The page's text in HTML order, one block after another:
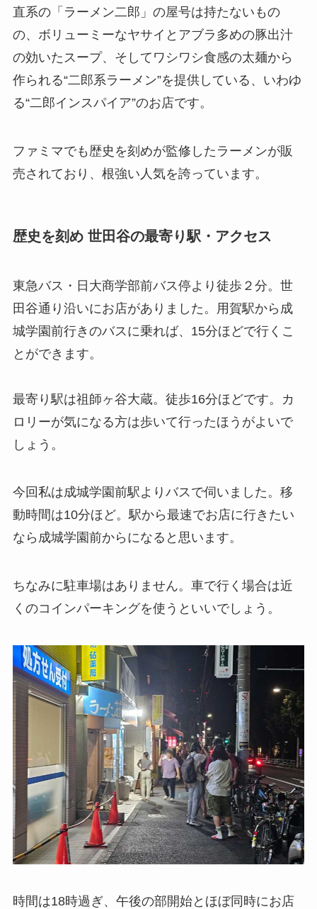
直系の「ラーメン二郎」の屋号は持たないもの
の、ボリューミーなヤサイとアブラ多めの豚出汁
の効いたスープ、そしてワシワシ食感の太麺から
作られる“二郎系ラーメン”を提供している、いわゆ
る“二郎インスパイア”のお店です。
ファミマでも歴史を刻めが監修したラーメンが販
売されており、根強い人気を誇っています。
歴史を刻め 世田谷の最寄り駅・アクセス
東急バス・日大商学部前バス停より徒歩２分。世
田谷通り沿いにお店がありました。用賀駅から成
城学園前行きのバスに乗れば、15分ほどで行くこ
とができます。
最寄り駅は祖師ヶ谷大蔵。徒歩16分ほどです。カ
ロリーが気になる方は歩いて行ったほうがよいで
しょう。
今回私は成城学園前駅よりバスで伺いました。移
動時間は10分ほど。駅から最速でお店に行きたい
なら成城学園前からになると思います。
ちなみに駐車場はありません。車で行く場合は近
くのコインパーキングを使うといいでしょう。
時間は18時過ぎ、午後の部開始とほぼ同時にお店